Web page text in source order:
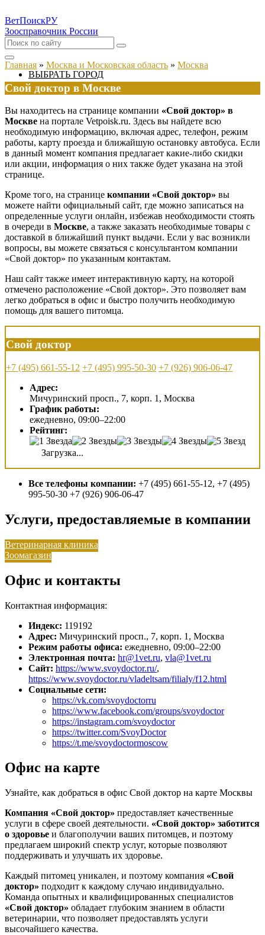
ВетПоискРУ
Зоосправочник России
ВЫБРАТЬ ГОРОД
Главная » Москва и Московская область » Москва
Свой доктор в Москве
Вы находитесь на странице компании «Свой доктор» в
Москве на портале Vetpoisk.ru. Здесь вы найдете всю
необходимую информацию, включая адрес, телефон, режим
работы, карту проезда и ближайшую остановку автобуса. Если
в данный момент компания предлагает какие-либо скидки
или акции, информация о них также будет указана на этой
странице.
Кроме того, на странице компании «Свой доктор» вы
можете найти официальный сайт, где можно записаться на
определенные услуги онлайн, избежав необходимости стоять
в очереди в Москве, а также заказать необходимые товары с
доставкой в ближайший пункт выдачи. Если у вас возникли
вопросы, вы можете связаться с консультантом компании
«Свой доктор» по указанным контактам.
Наш сайт также имеет интерактивную карту, на которой
отмечено расположение «Свой доктор». Это позволяет вам
легко добраться в офис и быстро получить необходимую
помощь для вашего питомца.
Свой доктор
+7 (495) 661-55-12 +7 (495) 995-50-30 +7 (926) 906-06-47
Адрес:
Мичуринский просп., 7, корп. 1, Москва
График работы:
ежедневно, 09:00–22:00
Рейтинг:
Загрузка...
Все телефоны компании: +7 (495) 661-55-12, +7 (495)
995-50-30 +7 (926) 906-06-47
Услуги, предоставляемые в компании
Ветеринарная клиника
Зоомагазин
Офис и контакты
Контактная информация:
Индекс: 119192
Адрес: Мичуринский просп., 7, корп. 1, Москва
Режим работы офиса: ежедневно, 09:00–22:00
Электронная почта: hr@1vet.ru, vla@1vet.ru
Сайт: https://www.svoydoctor.ru/,
https://www.svoydoctor.ru/vladeltsam/filialy/f12.html
Социальные сети:
https://vk.com/svoydoctorru
https://www.facebook.com/groups/svoydoctor
https://instagram.com/svoydoctor
https://twitter.com/SvoyDoctor
https://t.me/svoydoctormoscow
Офис на карте
Узнайте, как добраться в офис Свой доктор на карте Москвы
Компания «Свой доктор» предоставляет качественные
услуги в сфере своей деятельности. «Свой доктор» заботится
о здоровье и благополучии ваших питомцев, и поэтому
предлагаем широкий спектр услуг, которые позволяют
поддерживать и улучшать их здоровье.
Каждый питомец уникален, и поэтому компания «Свой
доктор» подходит к каждому случаю индивидуально.
Команда опытных и квалифицированных специалистов
«Свой доктор» обладает глубоким знанием в области
ветеринарии, что позволяет предоставлять услуги
высочайшего качества.